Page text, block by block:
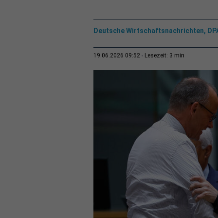
Deutsche Wirtschaftsnachrichten,
19.06.2026 09:52 Lesezeit: 3 min